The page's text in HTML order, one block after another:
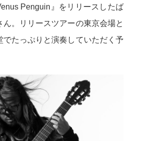
Penguin』をリリースしたば
ん。リリースツアーの東京会場と
でたっぷりと演奏していただく予